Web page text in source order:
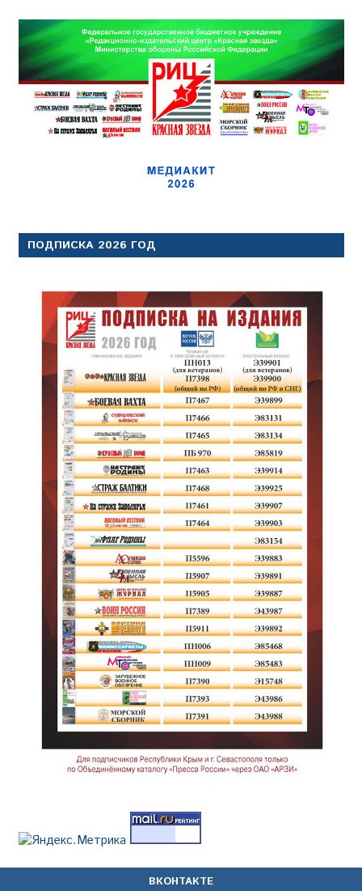
ПОДПИСКА 2026 ГОД
ВКОНТАКТЕ